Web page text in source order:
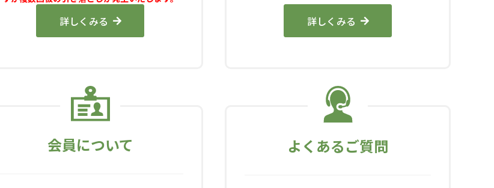
詳しくみる 詳しくみる
会員について よくあるご質問